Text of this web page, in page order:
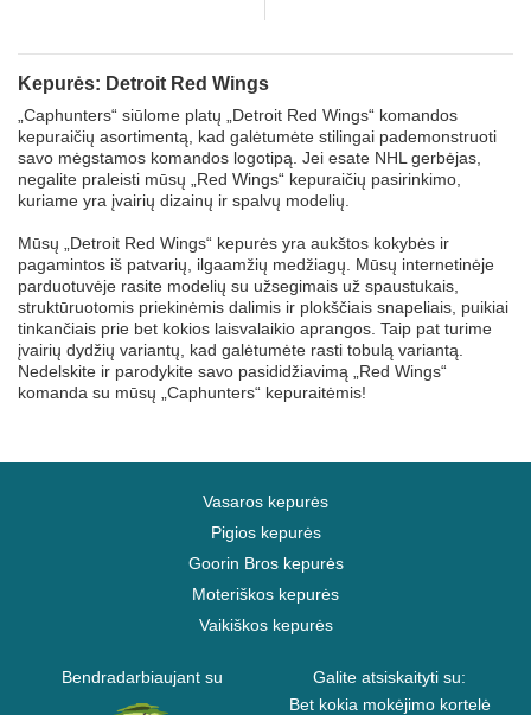
Kepurės: Detroit Red Wings
„Caphunters“ siūlome platų „Detroit Red Wings“ komandos
kepuraičių asortimentą, kad galėtumėte stilingai pademonstruoti
savo mėgstamos komandos logotipą. Jei esate NHL gerbėjas,
negalite praleisti mūsų „Red Wings“ kepuraičių pasirinkimo,
kuriame yra įvairių dizainų ir spalvų modelių.
Mūsų „Detroit Red Wings“ kepurės yra aukštos kokybės ir
pagamintos iš patvarių, ilgaamžių medžiagų. Mūsų internetinėje
parduotuvėje rasite modelių su užsegimais už spaustukais,
struktūruotomis priekinėmis dalimis ir plokščiais snapeliais, puikiai
tinkančiais prie bet kokios laisvalaikio aprangos. Taip pat turime
įvairių dydžių variantų, kad galėtumėte rasti tobulą variantą.
Nedelskite ir parodykite savo pasididžiavimą „Red Wings“
komanda su mūsų „Caphunters“ kepuraitėmis!
Vasaros kepurės
Pigios kepurės
Goorin Bros kepurės
Moteriškos kepurės
Vaikiškos kepurės
Bendradarbiaujant su
Galite atsiskaityti su:
Bet kokia mokėjimo kortelė